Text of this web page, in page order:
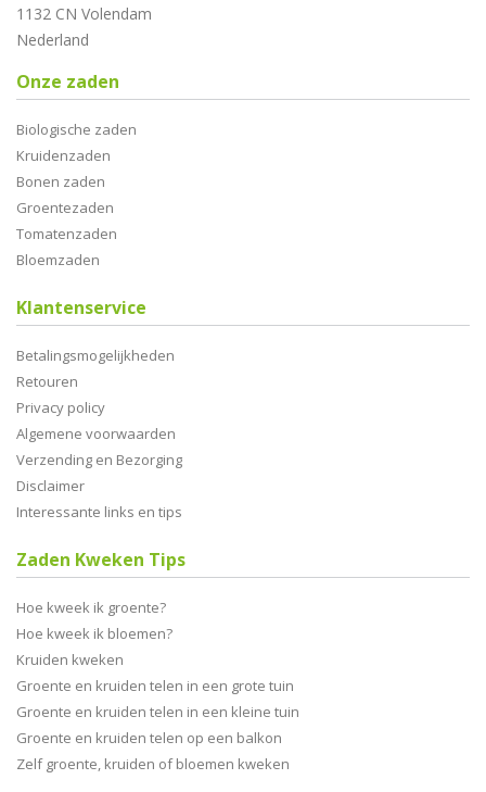
1132 CN Volendam
Nederland
Onze zaden
Biologische zaden
Kruidenzaden
Bonen zaden
Groentezaden
Tomatenzaden
Bloemzaden
Klantenservice
Betalingsmogelijkheden
Retouren
Privacy policy
Algemene voorwaarden
Verzending en Bezorging
Disclaimer
Interessante links en tips
Zaden Kweken Tips
Hoe kweek ik groente?
Hoe kweek ik bloemen?
Kruiden kweken
Groente en kruiden telen in een grote tuin
Groente en kruiden telen in een kleine tuin
Groente en kruiden telen op een balkon
Zelf groente, kruiden of bloemen kweken